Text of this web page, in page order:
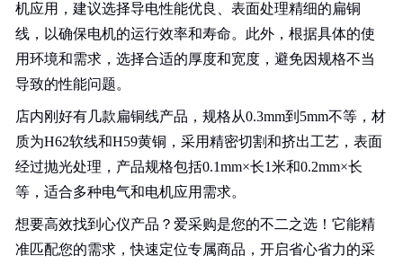
机应用，建议选择导电性能优良、表面处理精细的扁铜
线，以确保电机的运行效率和寿命。此外，根据具体的使
用环境和需求，选择合适的厚度和宽度，避免因规格不当
导致的性能问题。
店内刚好有几款扁铜线产品，规格从0.3mm到5mm不等，材
质为H62软线和H59黄铜，采用精密切割和挤出工艺，表面
经过抛光处理，产品规格包括0.1mm×长1米和0.2mm×长
等，适合多种电气和电机应用需求。
想要高效找到心仪产品？爱采购是您的不二之选！它能精
准匹配您的需求，快速定位专属商品，开启省心省力的采